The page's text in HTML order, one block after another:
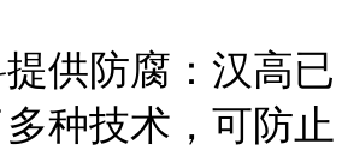
供防腐：汉高已
种技术，可防止